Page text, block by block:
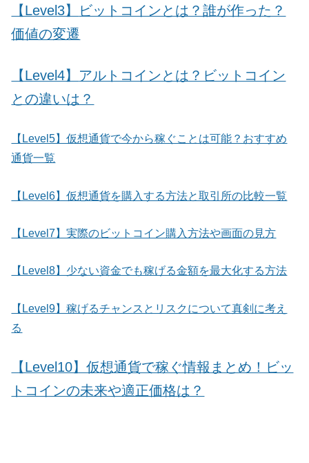
【Level3】
ビットコインとは？誰が作った？
価値の変遷
【Level4】 アルトコインとは？ビットコイン
との違いは？
【Level5】仮想通貨で今から稼ぐことは可能？おすすめ
通貨一覧
【Level6】仮想通貨を購入する方法と取引所の比較一覧
【Level7】実際のビットコイン購入方法や画面の見方
【Level8】少ない資金でも稼げる金額を最大化する方法
【Level9】稼げるチャンスとリスクについて真剣に考え
る
【Level10】仮想通貨で稼ぐ情報まとめ！ビッ
トコインの未来や適正価格は？